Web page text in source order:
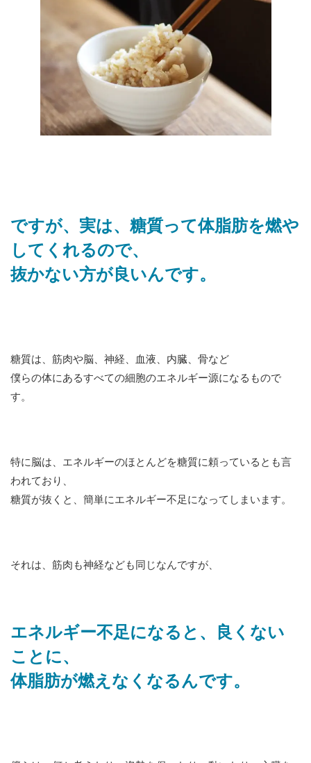
ですが、実は、糖質って体脂肪を燃や
してくれるので、
抜かない方が良いんです。
糖質は、筋肉や脳、神経、血液、内臓、骨など
僕らの体にあるすべての細胞のエネルギー源になるもので
す。
特に脳は、エネルギーのほとんどを糖質に頼っているとも言
われており、
糖質が抜くと、簡単にエネルギー不足になってしまいます。
それは、筋肉も神経なども同じなんですが、
エネルギー不足になると、良くない
ことに、
体脂肪が燃えなくなるんです。